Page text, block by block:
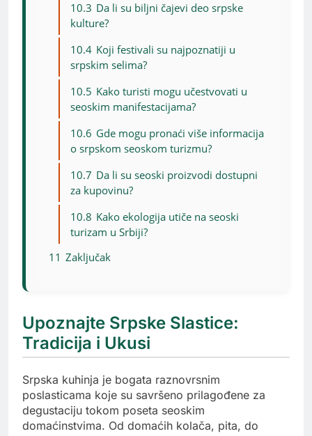
10.3 Da li su biljni čajevi deo srpske
kulture?
10.4 Koji festivali su najpoznatiji u
srpskim selima?
10.5 Kako turisti mogu učestvovati u
seoskim manifestacijama?
10.6 Gde mogu pronaći više informacija
o srpskom seoskom turizmu?
10.7 Da li su seoski proizvodi dostupni
za kupovinu?
10.8 Kako ekologija utiče na seoski
turizam u Srbiji?
11 Zaključak
Upoznajte Srpske Slastice:
Tradicija i Ukusi
Srpska kuhinja je bogata raznovrsnim
poslasticama koje su savršeno prilagođene za
degustaciju tokom poseta seoskim
domaćinstvima. Od domaćih kolača, pita, do